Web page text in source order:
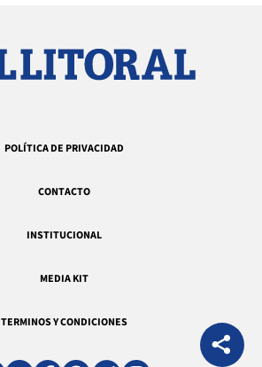
POLÍTICA DE PRIVACIDAD
CONTACTO
INSTITUCIONAL
MEDIA KIT
TERMINOS Y CONDICIONES